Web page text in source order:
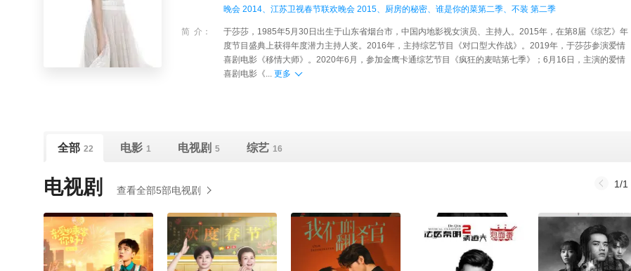
晚会 2014、 江苏卫视春节联欢晚会 2015、 厨房的秘密、 谁是你的菜第二季、 不装 第二季
简 介：
于莎莎，1985年5月30日出生于山东省烟台市，中国内地影视女演员、主持人。2015年，在第8届《综艺》年
度节目盛典上获得年度潜力主持人奖。2016年，主持综艺节目《对口型大作战》。2019年，于莎莎参演爱情
喜剧电影《移情大师》。2020年6月，参加金鹰卡通综艺节目《疯狂的麦咭第七季》；6月16日，主演的爱情
喜剧电影《... 更多
全部 22 电影 1 电视剧 5 综艺 16
电视剧 查看全部5部电视剧
1/1